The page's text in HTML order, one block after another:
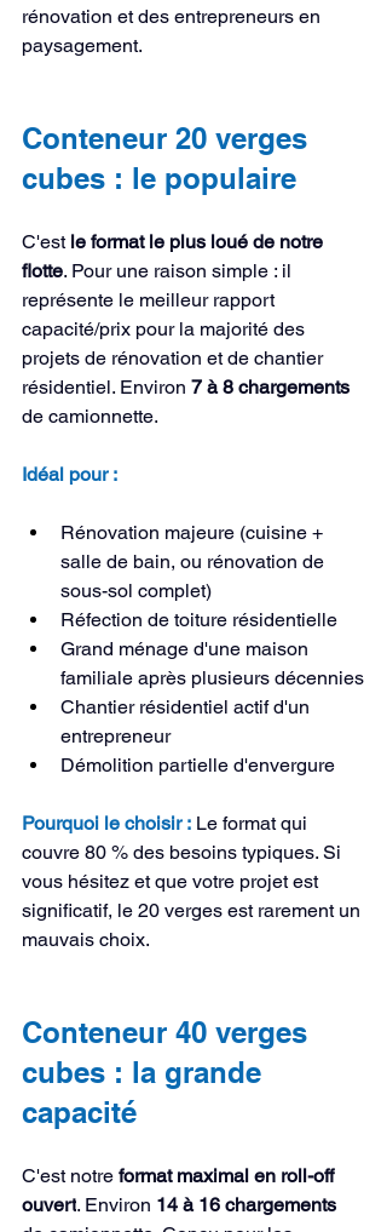
rénovation et des entrepreneurs en
paysagement.
Conteneur 20 verges
cubes : le populaire
C'est le format le plus loué de notre
flotte. Pour une raison simple : il
représente le meilleur rapport
capacité/prix pour la majorité des
projets de rénovation et de chantier
résidentiel. Environ 7 à 8 chargements
de camionnette.
Idéal pour :
Rénovation majeure (cuisine +
salle de bain, ou rénovation de
sous-sol complet)
Réfection de toiture résidentielle
Grand ménage d'une maison
familiale après plusieurs décennies
Chantier résidentiel actif d'un
entrepreneur
Démolition partielle d'envergure
Pourquoi le choisir : Le format qui
couvre 80 % des besoins typiques. Si
vous hésitez et que votre projet est
significatif, le 20 verges est rarement un
mauvais choix.
Conteneur 40 verges
cubes : la grande
capacité
C'est notre format maximal en roll-off
ouvert. Environ 14 à 16 chargements